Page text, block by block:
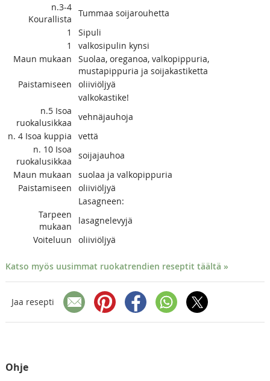
n.3-4
Kourallista
Tummaa soijarouhetta
1
Sipuli
1
valkosipulin kynsi
Maun mukaan
Suolaa, oreganoa, valkopippuria,
mustapippuria ja soijakastiketta
Paistamiseen
oliiviöljyä
valkokastike!
n.5 Isoa
ruokalusikkaa
vehnäjauhoja
n. 4 Isoa kuppia
vettä
n. 10 Isoa
ruokalusikkaa
soijajauhoa
Maun mukaan
suolaa ja valkopippuria
Paistamiseen
oliiviöljyä
Lasagneen:
Tarpeen
mukaan
lasagnelevyjä
Voiteluun
oliiviöljyä
Katso myös uusimmat ruokatrendien reseptit täältä »
Jaa resepti
Ohje